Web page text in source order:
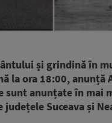
și grindină în
la ora 18:00,
sunt anunțate în mai
Suceava și